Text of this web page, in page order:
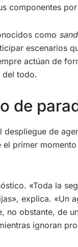
componentes
como
escenarios
actúan de
del todo.
de
de
primer
«Toda la
explica. «Un
no obstante, de
ignoran